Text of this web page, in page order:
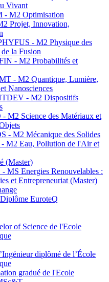
Vivant
- M2 Optimisation
Projet, Innovation,
- M2 Physique des
de la Fusion
- M2 Probabilités et
- M2 Quantique, Lumière,
Nanosciences
- M2 Dispositifs
M2 Science des Matériaux et
- M2 Mécanique des Solides
M2 Eau, Pollution de l'Air et
(Master)
MS Energies Renouvelables :
et Entrepreneuriat (Master)
EuroteQ
of Science de l'Ecole
diplômé de l’École
gradué de l'Ecole